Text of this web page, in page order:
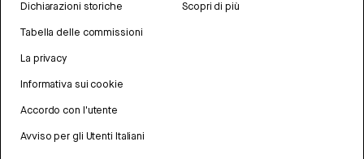
Dichiarazioni storiche
Tabella delle commissioni
La privacy
Informativa sui cookie
Accordo con l'utente
Avviso per gli Utenti Italiani
Scopri di più